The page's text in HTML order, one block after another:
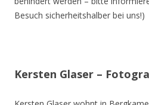
Besuch sicherheitshalber bei uns!)
Kersten Glaser –